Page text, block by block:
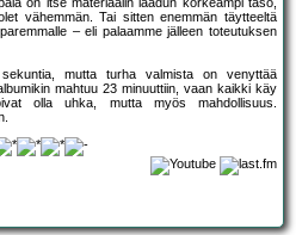
on itse materiaalin laadun korkeampi taso,
vähemmän. Tai sitten enemmän täytteeltä
– eli palaamme jälleen toteutuksen
mutta turha valmista on venyttää
mahtuu 23 minuuttiin, vaan kaikki käy
olla uhka, mutta myös mahdollisuus.